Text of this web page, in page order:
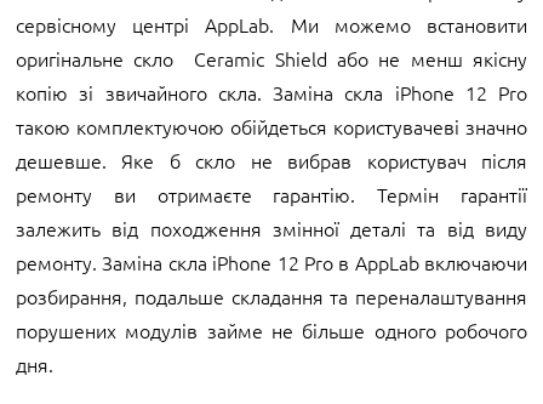
сервісному центрі AppLab. Ми можемо встановити
оригінальне скло Ceramic Shield або не менш якісну
копію зі звичайного скла. Заміна скла iPhone 12 Pro
такою комплектуючою обійдеться користувачеві значно
дешевше. Яке б скло не вибрав користувач після
ремонту ви отримаєте гарантію. Термін гарантії
залежить від походження змінної деталі та від виду
ремонту. Заміна скла iPhone 12 Pro в AppLab включаючи
розбирання, подальше складання та переналаштування
порушених модулів займе не більше одного робочого
дня.